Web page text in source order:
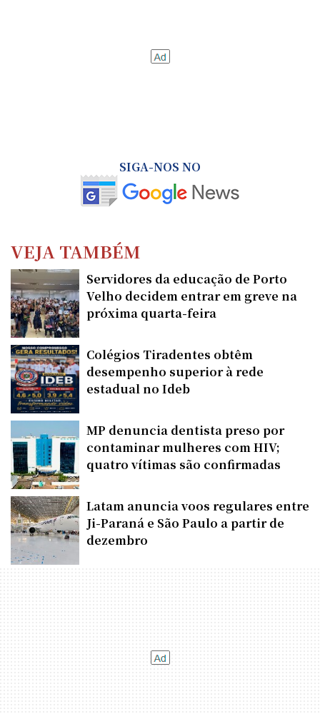
SIGA-NOS NO
VEJA TAMBÉM
Servidores da educação de Porto
Velho decidem entrar em greve na
próxima quarta-feira
Colégios Tiradentes obtêm
desempenho superior à rede
estadual no Ideb
MP denuncia dentista preso por
contaminar mulheres com HIV;
quatro vítimas são confirmadas
Latam anuncia voos regulares entre
Ji-Paraná e São Paulo a partir de
dezembro